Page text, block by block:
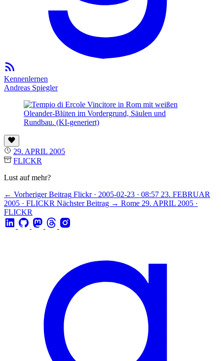
Kennenlernen
Andreas Spiegler
29. APRIL 2005
FLICKR
Lust auf mehr?
← Vorheriger Beitrag Flickr · 2005-02-23 · 08:57 23. FEBRUAR
2005 · FLICKR Nächster Beitrag → Rome 29. APRIL 2005 ·
FLICKR